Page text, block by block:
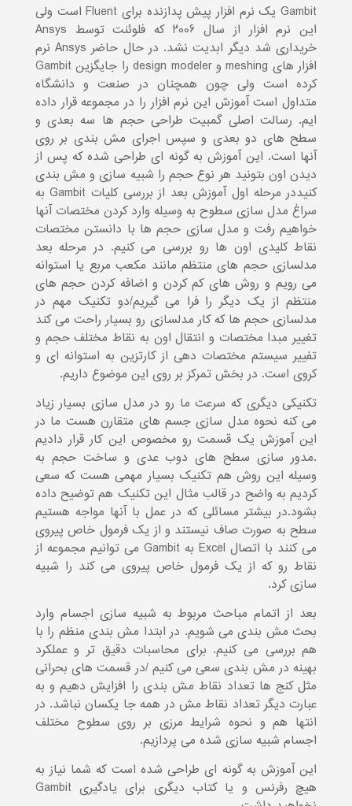
Gambit یک نرم افزار پیش پدازنده برای Fluent است ولی
این نرم افزار از سال 2006 که فلوئنت توسط Ansys
خریداری شد دیگر ابدیت نشد. در حال حاضر Ansys نرم
افزار های meshing و design modeler را جایگزین Gambit
کرده است ولی چون همچنان در صنعت و دانشگاه
متداول است آموزش این نرم افزار را در مجموعه قرار داده
ایم. رسالت اصلی گمبیت طراحی حجم ها سه بعدی و
سطح های دو بعدی و سپس اجرای مش بندی بر روی
آنها است. این آموزش به گونه ای طراحی شده که پس از
دیدن اون بتونید هر نوع حجم را شبیه سازی و مش بندی
کنیددر مرحله اول آموزش بعد از بررسی کلیات Gambit به
سراغ مدل سازی سطوح به وسیله وارد کردن مختصات آنها
خواهیم رفت و مدل سازی حجم ها با دانستن مختصات
نقاط کلیدی اون ها رو بررسی می کنیم. در مرحله بعد
مدلسازی حجم های منتظم مانند مکعب مربع یا استوانه
می رویم و روش های کم کردن و اضافه کردن حجم های
منتظم از یک دیگر را فرا می گیریم/دو تکنیک مهم در
مدلسازی حجم ها که کار مدلسازی رو بسیار راحت می کند
تغییر مبدا مختصات و انتقال اون به نقاط مختلف حجم و
تفییر سیستم مختصات دهی از کارتزین به استوانه ای و
کروی است. در بخش تمرکز بر روی این موضوع داریم.
تکنیکی دیگری که سرعت ما رو در مدل سازی بسیار زیاد
می کنه نحوه مدل سازی جسم های متقارن هست ما در
این آموزش یک قسمت رو مخصوص این کار قرار دادیم
.مدور سازی سطح های دوب عدی و ساخت حجم به
وسیله این روش هم تکنیک بسیار مهمی هست که سعی
کردیم به واضح در قالب مثال این تکنیک هم توضیح داده
بشود.در بیشتر مسائلی که در عمل با آنها مواجه هستیم
سطح به صورت صاف نیستند و از یک فرمول خاص پیروی
می کنند با اتصال Excel به Gambit می توانیم مجموعه از
نقاط رو که از یک فرمول خاص پیروی می کند را شبیه
سازی کرد.
بعد از اتمام مباحث مربوط به شبیه سازی اجسام وارد
بحث مش بندی می شویم. در ابتدا مش بندی منظم را با
هم بررسی می کنیم. برای محاسبات دقیق تر و عملکرد
بهینه در مش بندی سعی می کنیم /در قسمت های بحرانی
مثل کنج ها تعداد نقاط مش بندی را افزایش دهیم و به
عبارت دیگر تعداد نقاط مش در همه جا یکسان نباشد. در
انتها هم و نحوه شرایط مرزی بر روی سطوح مختلف
اجسام شبیه سازی شده می پردازیم.
این آموزش به گونه ای طراحی شده است که شما نیاز به
هیچ رفرنس و یا کتاب دیگری برای یادگیری Gambit